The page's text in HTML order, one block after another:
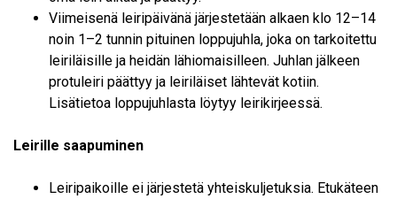
Viimeisenä leiripäivänä järjestetään alkaen klo 12–14
noin 1–2 tunnin pituinen loppujuhla, joka on tarkoitettu
leiriläisille ja heidän lähiomaisilleen. Juhlan jälkeen
protuleiri päättyy ja leiriläiset lähtevät kotiin.
Lisätietoa loppujuhlasta löytyy leirikirjeessä.
Leirille saapuminen
Leiripaikoille ei järjestetä yhteiskuljetuksia. Etukäteen